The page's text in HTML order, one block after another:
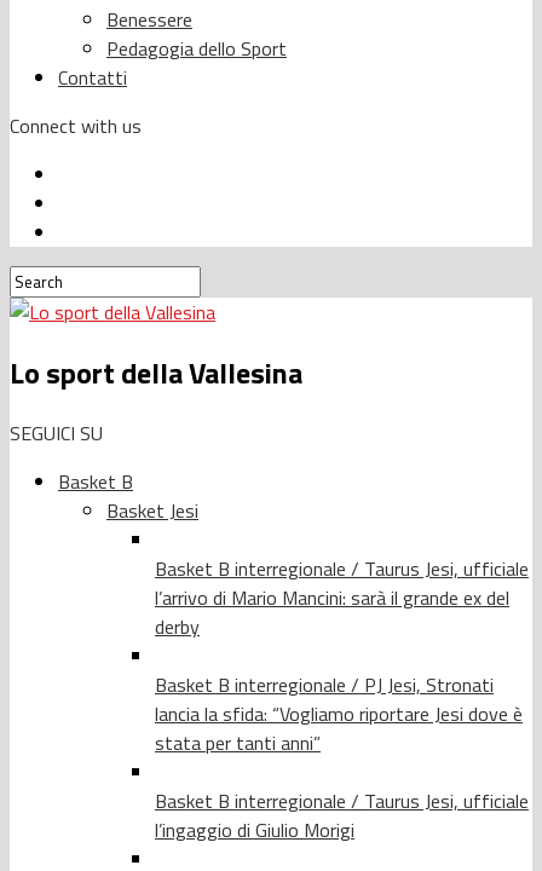
Benessere
Pedagogia dello Sport
Contatti
Connect with us
Lo sport della Vallesina
SEGUICI SU
Basket B
Basket Jesi
Basket B interregionale / Taurus Jesi, ufficiale
l’arrivo di Mario Mancini: sarà il grande ex del
derby
Basket B interregionale / PJ Jesi, Stronati
lancia la sfida: “Vogliamo riportare Jesi dove è
stata per tanti anni”
Basket B interregionale / Taurus Jesi, ufficiale
l’ingaggio di Giulio Morigi